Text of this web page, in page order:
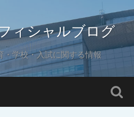
ィシャルブログ
・学校・入試に関する情報